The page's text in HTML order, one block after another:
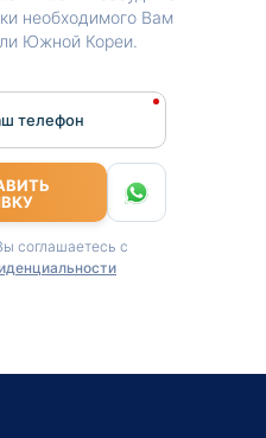
необходимого Вам
Южной Кореи.
телефон
соглашаетесь с